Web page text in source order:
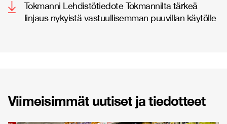
Tokmanni Lehdistötiedote Tokmannilta tärkeä
linjaus nykyistä vastuullisemman puuvillan käytölle
Viimeisimmät uutiset ja tiedotteet